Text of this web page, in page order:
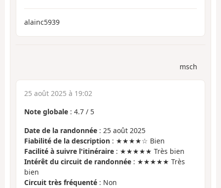
alainc5939
msch
25 août 2025 à 19:02
Note globale : 4.7 / 5
Date de la randonnée : 25 août 2025
Fiabilité de la description : ★★★★☆ Bien
Facilité à suivre l'itinéraire : ★★★★★ Très bien
Intérêt du circuit de randonnée : ★★★★★ Très
bien
Circuit très fréquenté : Non